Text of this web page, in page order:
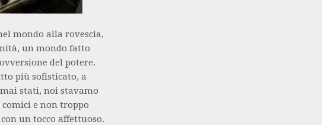
mondo alla rovescia,
un mondo fatto
del potere.
più sofisticato, a
stati, noi stavamo
comici e non troppo
un tocco affettuoso.